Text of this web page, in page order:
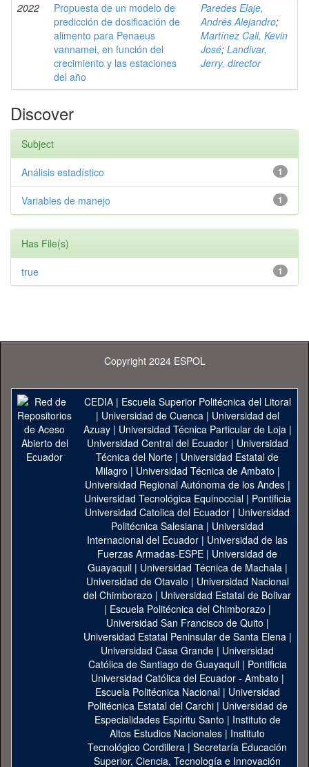
2022
Propuesta de un modelo de
predicción de dosificación de
alimento para Penaeus
vannamei, en función del
crecimiento y las estaciones
del año
Paredes Elaje,
Andrés Alejandro;
Martínez Cali, Kevin
José; Landivar,
Jerry, director
Discover
Subject
1
Análisis estadístico
1
Variables de manejo
Has File(s)
1
true
Copyright 2024 ESPOL
CEDIA| Escuela Superior Politécnica del Litoral
| Universidad de Cuenca| Universidad del
Azuay| Universidad Técnica Particular de Loja|
Universidad Central del Ecuador| Universidad
Técnica del Norte | Universidad Estatal de
Milagro | Universidad Técnica de Ambato |
Universidad Regional Autónoma de los Andes|
Universidad Tecnológica Equinoccial| Pontificia
Universidad Catolica del Ecuador | Universidad
Politécnica Salesiana | Universidad
Internacional del Ecuador | Universidad de las
Fuerzas Armadas-ESPE | Universidad de
Guayaquil| Universidad Técnica de Machala|
Universidad de Otavalo | Universidad Nacional
del Chimborazo | Universidad Estatal de Bolivar
| Escuela Politécnica del Chimborazo |
Universidad San Francisco de Quito |
Universidad Estatal Peninsular de Santa Elena|
Universidad Casa Grande | Universidad
Católica de Santiago de Guayaquil| Pontificia
Universidad Católica del Ecuador - Ambato |
Escuela Politécnica Nacional| Universidad
Politécnica Estatal del Carchi| Universidad de
Especialidades Espíritu Santo | Instituto de
Altos Estudios Nacionales | Instituto
Tecnológico Cordillera | Secretaría Educación
Superior, Ciencia, Tecnología e Innovación